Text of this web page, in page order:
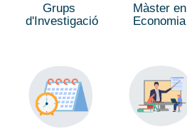
Grups
d'Investigació
Màster en
Economia